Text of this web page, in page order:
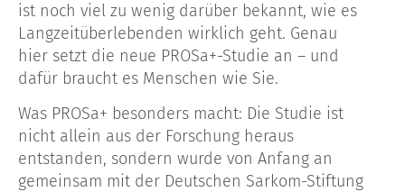
ist noch viel zu wenig darüber bekannt, wie es
Langzeitüberlebenden wirklich geht. Genau
hier setzt die neue PROSa+-Studie an – und
dafür braucht es Menschen wie Sie.
Was PROSa+ besonders macht: Die Studie ist
nicht allein aus der Forschung heraus
entstanden, sondern wurde von Anfang an
gemeinsam mit der Deutschen Sarkom-Stiftung